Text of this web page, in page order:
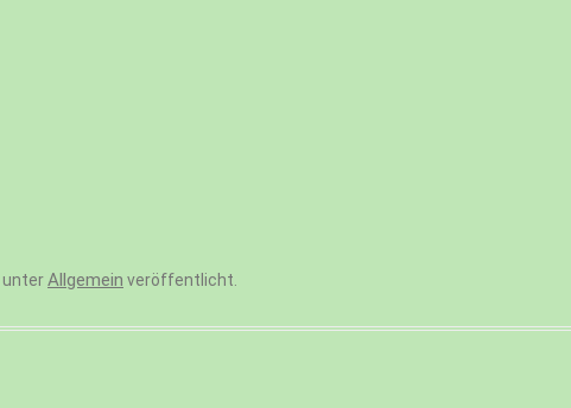
unterAllgemein veröffentlicht.